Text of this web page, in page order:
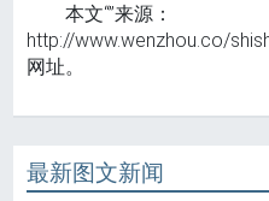
本文“”来源：
http://www.wenzhou.co/
网址。
最新图文新闻